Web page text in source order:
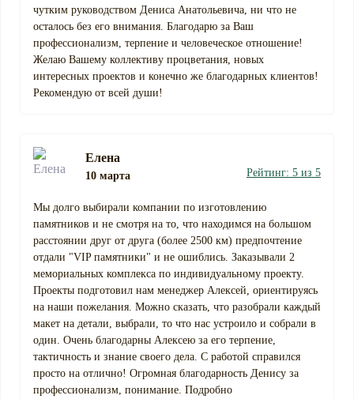
чутким руководством Дениса Анатольевича, ни что не
осталось без его внимания. Благодарю за Ваш
профессионализм, терпение и человеческое отношение!
Желаю Вашему коллективу процветания, новых
интересных проектов и конечно же благодарных клиентов!
Рекомендую от всей души!
Елена
10 марта Рейтинг: 5 из 5
Мы долго выбирали компании по изготовлению
памятников и не смотря на то, что находимся на большом
расстоянии друг от друга (более 2500 км) предпочтение
отдали "VIP памятники" и не ошиблись. Заказывали 2
мемориальных комплекса по индивидуальному проекту.
Проекты подготовил нам менеджер Алексей, ориентируясь
на наши пожелания. Можно сказать, что разобрали каждый
макет на детали, выбрали, то что нас устроило и собрали в
один. Очень благодарны Алексею за его терпение,
тактичность и знание своего дела. С работой справился
просто на отлично! Огромная благодарность Денису за
профессионализм, понимание. Подробно